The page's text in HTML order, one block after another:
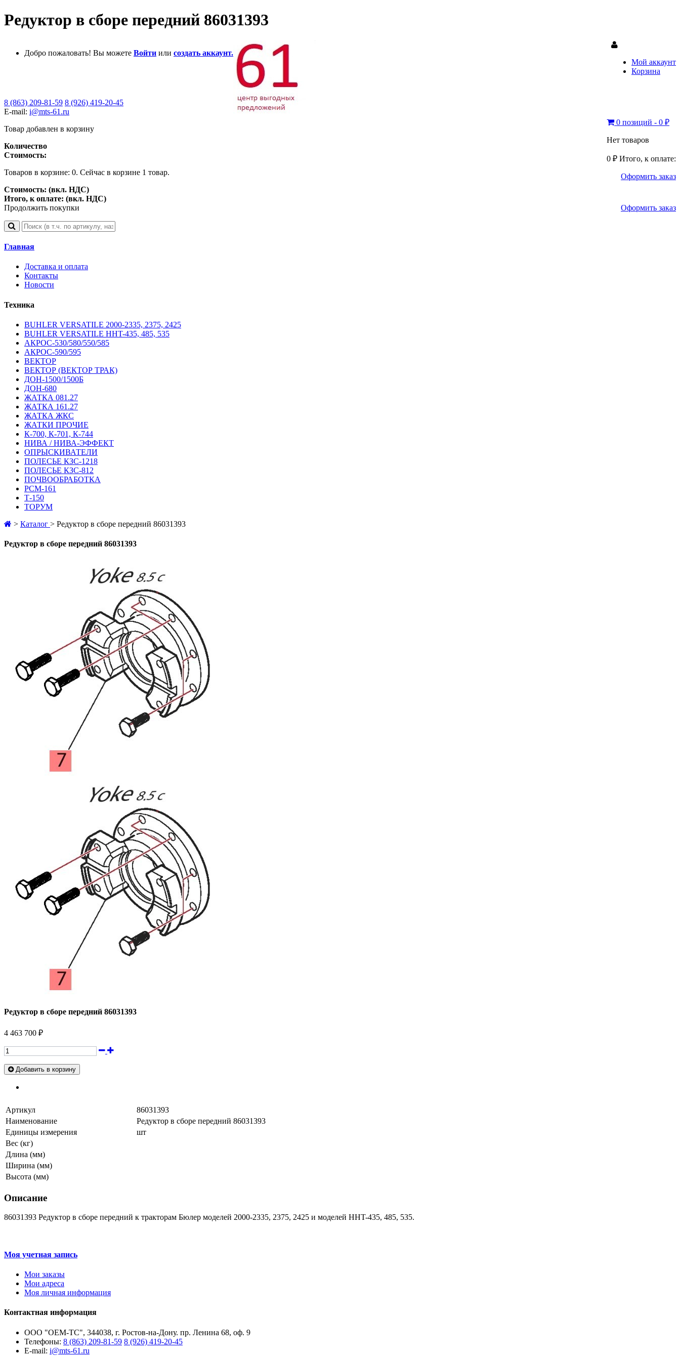
Редуктор в сборе передний 86031393
Добро пожаловать! Вы можете Войти или создать аккаунт.
Мой аккаунт
Корзина
8 (863) 209-81-59 8 (926) 419-20-45
E-mail: i@mts-61.ru
0 позиций - 0 ₽
Нет товаров
0 ₽ Итого, к оплате:
Оформить заказ
Товар добавлен в корзину
Количество
Стоимость:
Товаров в корзине: 0. Сейчас в корзине 1 товар.
Стоимость: (вкл. НДС)
Итого, к оплате: (вкл. НДС)
Продолжить покупки
Оформить заказ
Главная
Доставка и оплата
Контакты
Новости
Техника
BUHLER VERSATILE 2000-2335, 2375, 2425
BUHLER VERSATILE HHT-435, 485, 535
АКРОС-530/580/550/585
АКРОС-590/595
ВЕКТОР
ВЕКТОР (ВЕКТОР ТРАК)
ДОН-1500/1500Б
ДОН-680
ЖАТКА 081.27
ЖАТКА 161.27
ЖАТКА ЖКС
ЖАТКИ ПРОЧИЕ
К-700, К-701, К-744
НИВА / НИВА-ЭФФЕКТ
ОПРЫСКИВАТЕЛИ
ПОЛЕСЬЕ КЗС-1218
ПОЛЕСЬЕ КЗС-812
ПОЧВООБРАБОТКА
РСМ-161
Т-150
ТОРУМ
> Каталог > Редуктор в сборе передний 86031393
Редуктор в сборе передний 86031393
Редуктор в сборе передний 86031393
4 463 700 ₽
Добавить в корзину
Артикул
86031393
Наименование
Редуктор в сборе передний 86031393
Единицы измерения
шт
Вес (кг)
Длина (мм)
Ширина (мм)
Высота (мм)
Описание
86031393 Редуктор в сборе передний к тракторам Бюлер моделей 2000-2335, 2375, 2425 и моделей HHT-435, 485, 535.
Моя учетная запись
Мои заказы
Мои адреса
Моя личная информация
Контактная информация
ООО "ОЕМ-ТС", 344038, г. Ростов-на-Дону. пр. Ленина 68, оф. 9
Телефоны: 8 (863) 209-81-59 8 (926) 419-20-45
E-mail: i@mts-61.ru